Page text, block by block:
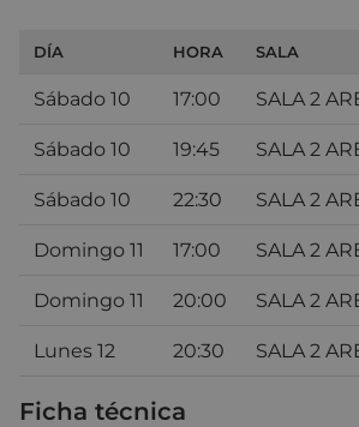
DÍA HORA SALA
Sábado 10 17:00 SALA 2
Sábado 10 19:45 SALA 2
Sábado 10 22:30 SALA 2
Domingo 11 17:00 SALA 2
Domingo 11 20:00 SALA 2
Lunes 12 20:30 SALA 2
Ficha técnica